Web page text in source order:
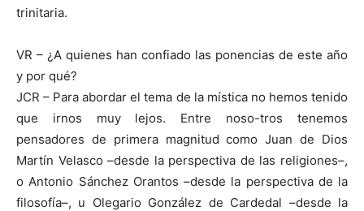
trinitaria.
VR – ¿A quienes han confiado las ponencias de este año
y por qué?
JCR – Para abordar el tema de la mística no hemos tenido
que irnos muy lejos. Entre noso-tros tenemos
pensadores de primera magnitud como Juan de Dios
Martín Velasco –desde la perspectiva de las religiones–,
o Antonio Sánchez Orantos –desde la perspectiva de la
filosofía–, u Olegario González de Cardedal –desde la